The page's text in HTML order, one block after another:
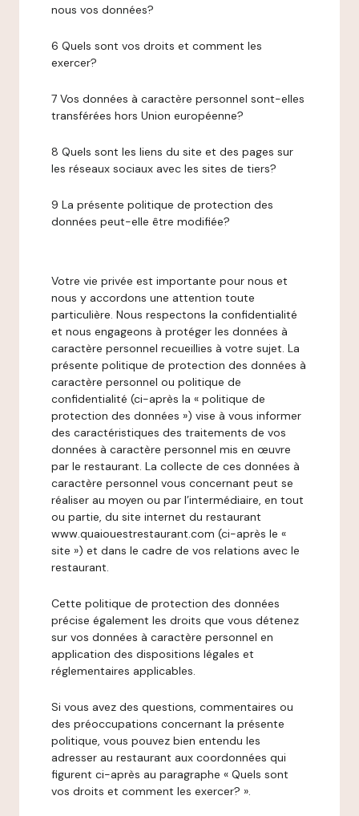
nous vos données?
6 Quels sont vos droits et comment les
exercer?
7 Vos données à caractère personnel sont-elles
transférées hors Union européenne?
8 Quels sont les liens du site et des pages sur
les réseaux sociaux avec les sites de tiers?
9 La présente politique de protection des
données peut-elle être modifiée?
Votre vie privée est importante pour nous et
nous y accordons une attention toute
particulière. Nous respectons la confidentialité
et nous engageons à protéger les données à
caractère personnel recueillies à votre sujet. La
présente politique de protection des données à
caractère personnel ou politique de
confidentialité (ci-après la « politique de
protection des données ») vise à vous informer
des caractéristiques des traitements de vos
données à caractère personnel mis en œuvre
par le restaurant. La collecte de ces données à
caractère personnel vous concernant peut se
réaliser au moyen ou par l’intermédiaire, en tout
ou partie, du site internet du restaurant
www.quaiouestrestaurant.com (ci-après le «
site ») et dans le cadre de vos relations avec le
restaurant.
Cette politique de protection des données
précise également les droits que vous détenez
sur vos données à caractère personnel en
application des dispositions légales et
réglementaires applicables.
Si vous avez des questions, commentaires ou
des préoccupations concernant la présente
politique, vous pouvez bien entendu les
adresser au restaurant aux coordonnées qui
figurent ci-après au paragraphe « Quels sont
vos droits et comment les exercer? ».